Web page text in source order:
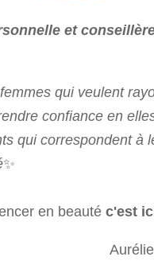
et
qui veulent
confiance en
qui correspondent à
✨
en beauté c'est